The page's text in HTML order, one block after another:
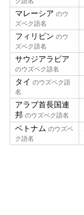
マレーシア のウ
ズベク語名
フィリピン のウ
ズベク語名
サウジアラビア
のウズベク語名
タイ のウズベク語
名
アラブ首長国連
邦 のウズベク語名
ベトナム のウズベ
ク語名